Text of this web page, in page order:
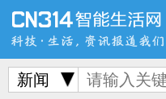
新闻